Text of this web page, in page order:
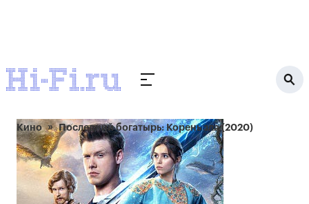
Кино Последний богатырь: Корень зла (2020)